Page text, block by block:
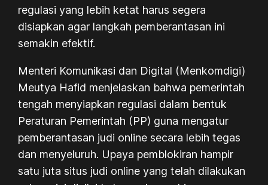
regulasi yang lebih ketat harus segera
disiapkan agar langkah pemberantasan ini
semakin efektif.
Menteri Komunikasi dan Digital (Menkomdigi)
Meutya Hafid menjelaskan bahwa pemerintah
tengah menyiapkan regulasi dalam bentuk
Peraturan Pemerintah (PP) guna mengatur
pemberantasan judi online secara lebih tegas
dan menyeluruh. Upaya pemblokiran hampir
satu juta situs judi online yang telah dilakukan